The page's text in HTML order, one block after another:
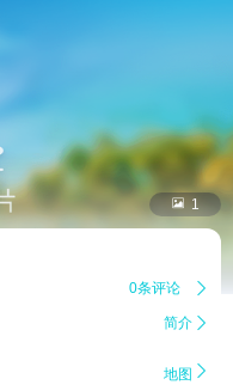
 1
0条评论 
简介 
地图 